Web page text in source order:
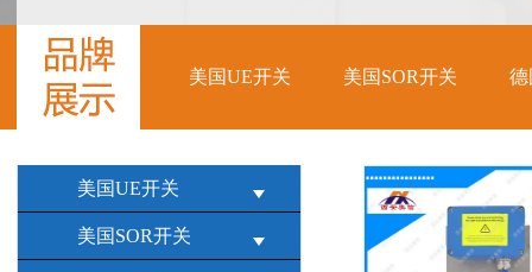
美国UE开关
美国UE开关
美国SOR开关
美国SOR开关
美国UE开关
美国SOR开关